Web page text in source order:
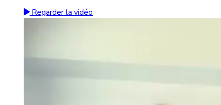
Regarder la vidéo